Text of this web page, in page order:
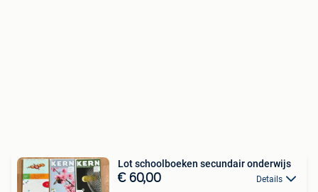
Lot schoolboeken secundair onderwijs
€ 60,00 Details